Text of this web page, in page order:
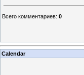
Всего комментариев: 0
Calendar